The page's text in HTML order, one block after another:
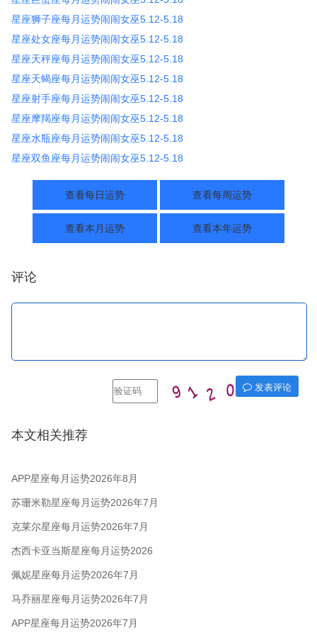
星座狮子座每月运势闹闹女巫5.12-5.18
星座处女座每月运势闹闹女巫5.12-5.18
星座天秤座每月运势闹闹女巫5.12-5.18
星座天蝎座每月运势闹闹女巫5.12-5.18
星座射手座每月运势闹闹女巫5.12-5.18
星座摩羯座每月运势闹闹女巫5.12-5.18
星座水瓶座每月运势闹闹女巫5.12-5.18
星座双鱼座每月运势闹闹女巫5.12-5.18
查看每日运势 查看每周运势
查看本月运势 查看本年运势
评论
发表评论
本文相关推荐
APP星座每月运势2026年8月
苏珊米勒星座每月运势2026年7月
克莱尔星座每月运势2026年7月
杰西卡亚当斯星座每月运势2026
年7月
佩妮星座每月运势2026年7月
马乔丽星座每月运势2026年7月
APP星座每月运势2026年7月